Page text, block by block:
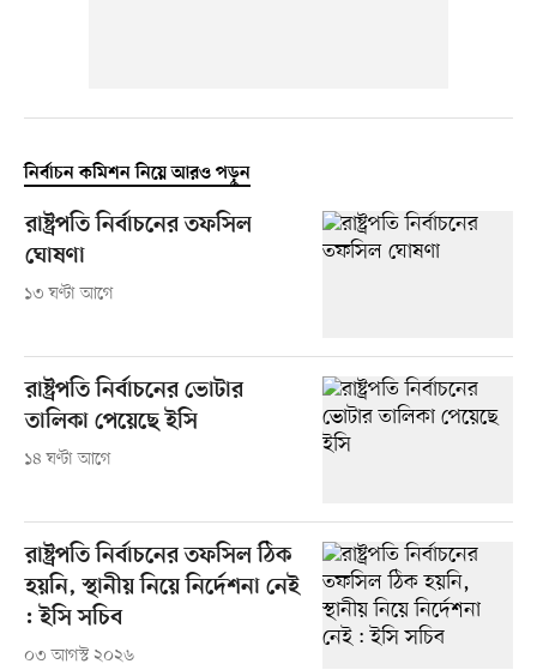
নির্বাচন কমিশন নিয়ে আরও পড়ুন
রাষ্ট্রপতি নির্বাচনের তফসিল
ঘোষণা
১৩ ঘণ্টা আগে
রাষ্ট্রপতি নির্বাচনের ভোটার
তালিকা পেয়েছে ইসি
১৪ ঘণ্টা আগে
রাষ্ট্রপতি নির্বাচনের তফসিল ঠিক
হয়নি, স্থানীয় নিয়ে নির্দেশনা নেই
: ইসি সচিব
০৩ আগস্ট ২০২৬